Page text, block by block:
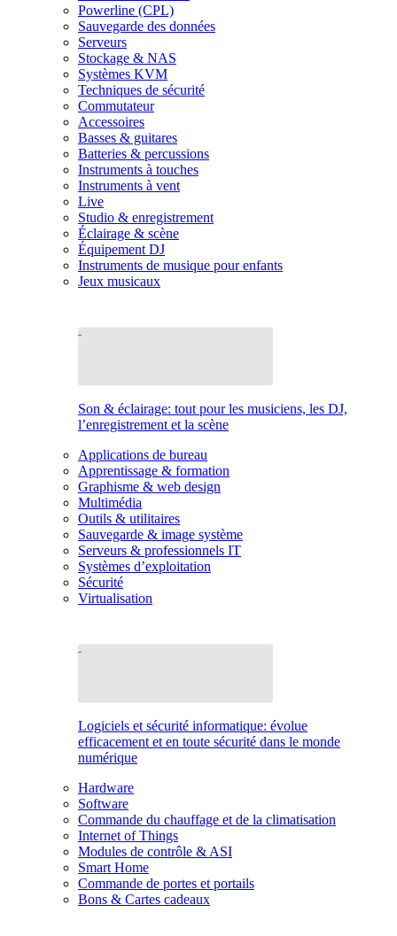
Powerline (CPL)
Sauvegarde des données
Serveurs
Stockage & NAS
Systèmes KVM
Techniques de sécurité
Commutateur
Accessoires
Basses & guitares
Batteries & percussions
Instruments à touches
Instruments à vent
Live
Studio & enregistrement
Éclairage & scène
Équipement DJ
Instruments de musique pour enfants
Jeux musicaux
Son & éclairage: tout pour les musiciens, les DJ,
l’enregistrement et la scène
Applications de bureau
Apprentissage & formation
Graphisme & web design
Multimédia
Outils & utilitaires
Sauvegarde & image système
Serveurs & professionnels IT
Systèmes d’exploitation
Sécurité
Virtualisation
Logiciels et sécurité informatique: évolue
efficacement et en toute sécurité dans le monde
numérique
Hardware
Software
Commande du chauffage et de la climatisation
Internet of Things
Modules de contrôle & ASI
Smart Home
Commande de portes et portails
Bons & Cartes cadeaux